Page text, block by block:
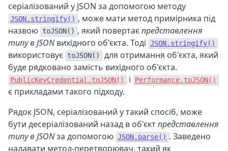
серіалізований у JSON за допомогою методу
JSON.stringify() , може мати метод примірника під
назвою toJSON() , який повертаєпредставлення
типу в JSONвихідного об'єкта. Тоді JSON.stringify()
використовує toJSON()
для отримання об'єкта, який
буде рядковано замість вихідного об'єкта.
PublicKeyCredential.toJSON() і Performance.toJSON()
є прикладами такого підходу.
Рядок JSON, серіалізований у такий спосіб, може
бути десеріалізований назад в об'єктпредставлення
типу в JSONза допомогою JSON.parse() . Заведено
надавати метод-перетворювач, такий як